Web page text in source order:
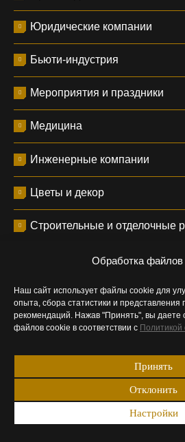
Обработка файлов
Наш сайт использует файлы cookie для
опыта, сбора статистики и
рекомендаций. Нажав "Принять", вы даете
файлов cookie в соответствии с
Принять
Отклонить
Настройки
Юридические компании
Бьюти-индустрия
Мероприятия и праздники
Медицина
Инженерные компании
Цветы и декор
Строительные и отделочные
Спорт и фитнес
Туристические компании